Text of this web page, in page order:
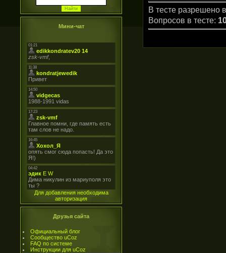
Мини-чат
Для добавления необходима
авторизация
Друзья сайта
Официальный блог
Сообщество uCoz
FAQ по системе
Инструкции для uCoz
В тесте разрешено
Вопросов в тесте: